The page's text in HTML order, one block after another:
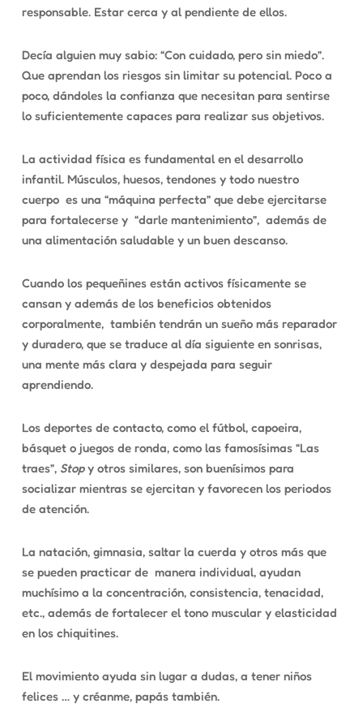
responsable. Estar cerca y al pendiente de ellos.
Decía alguien muy sabio: “Con cuidado, pero sin miedo”.
Que aprendan los riesgos sin limitar su potencial. Poco a
poco, dándoles la confianza que necesitan para sentirse
lo suficientemente capaces para realizar sus objetivos.
La actividad física es fundamental en el desarrollo
infantil. Músculos, huesos, tendones y todo nuestro
cuerpo es una “máquina perfecta” que debe ejercitarse
para fortalecerse y “darle mantenimiento”, además de
una alimentación saludable y un buen descanso.
Cuando los pequeñines están activos físicamente se
cansan y además de los beneficios obtenidos
corporalmente, también tendrán un sueño más reparador
y duradero, que se traduce al día siguiente en sonrisas,
una mente más clara y despejada para seguir
aprendiendo.
Los deportes de contacto, como el fútbol, capoeira,
básquet o juegos de ronda, como las famosísimas “Las
traes”, Stopy otros similares, son buenísimos para
socializar mientras se ejercitan y favorecen los periodos
de atención.
La natación, gimnasia, saltar la cuerda y otros más que
se pueden practicar de manera individual, ayudan
muchísimo a la concentración, consistencia, tenacidad,
etc., además de fortalecer el tono muscular y elasticidad
en los chiquitines.
El movimiento ayuda sin lugar a dudas, a tener niños
felices … y créanme, papás también.